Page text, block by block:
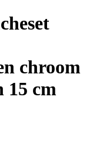
chroom
15 cm